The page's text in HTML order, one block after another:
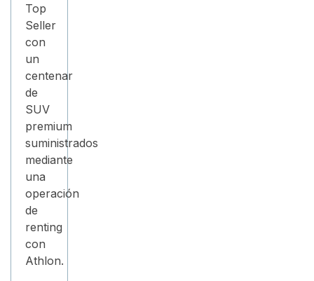
Top
Seller
con
un
centenar
de
SUV
premium
suministrados
mediante
una
operación
de
renting
con
Athlon.